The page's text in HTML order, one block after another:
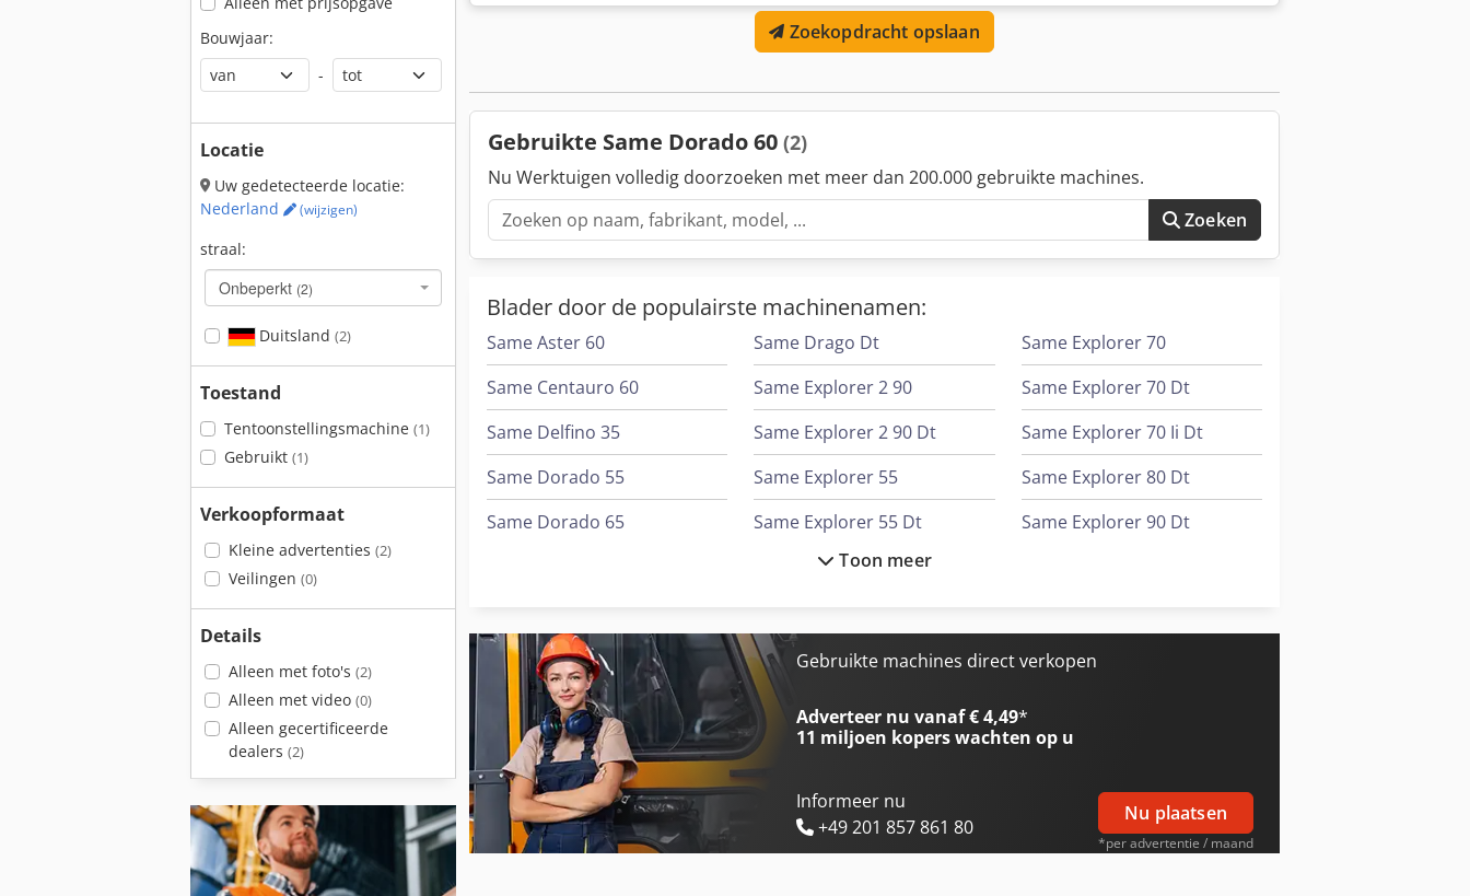
Bouwjaar:
-
Locatie
Uw gedetecteerde locatie:
Nederland
(wijzigen)
straal:
Onbeperkt (2)
Duitsland (2)
Toestand
Tentoonstellingsmachine (1)
Gebruikt (1)
Verkoopformaat
Kleine advertenties (2)
Veilingen (0)
Details
Alleen met foto's (2)
Alleen met video (0)
Alleen gecertificeerde
dealers (2)
veiligheidsinrichting (lichtschermen) incl. spatscherm (zie foto's) incl. slijpmiddelreservoir (250 kg) incl.
abrasieve snijkop Allfi incl. rood licht laser incl. booreenheid 4mm diameter voor ER 16 - weinig
Zoekopdracht opslaan
Gebruikte Same Dorado 60 (2)
Nu Werktuigen volledig doorzoeken met meer dan 200.000 gebruikte machines.
Zoeken
Blader door de populairste machinenamen:
Same Aster 60
Same Centauro 60
Same Delfino 35
Same Dorado 55
Same Dorado 65
Same Dorado 85
Same Drago 120
Same Drago Dt
Same Explorer 2 90
Same Explorer 2 90 Dt
Same Explorer 55
Same Explorer 55 Dt
Same Explorer 60 Dt
Same Explorer 65
Same Explorer 65 Dt
Same Explorer 70
Same Explorer 70 Dt
Same Explorer 70 Ii Dt
Same Explorer 80 Dt
Same Explorer 90 Dt
Toon meer
Gebruikte machines direct verkopen
Adverteer nu vanaf € 4,49*
11 miljoen koperswachten op u
Informeer nu
+49 201 857 861 80
Nu plaatsen
*per advertentie / maand